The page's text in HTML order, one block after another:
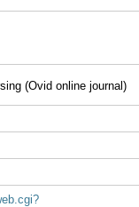
(Ovid online journal)